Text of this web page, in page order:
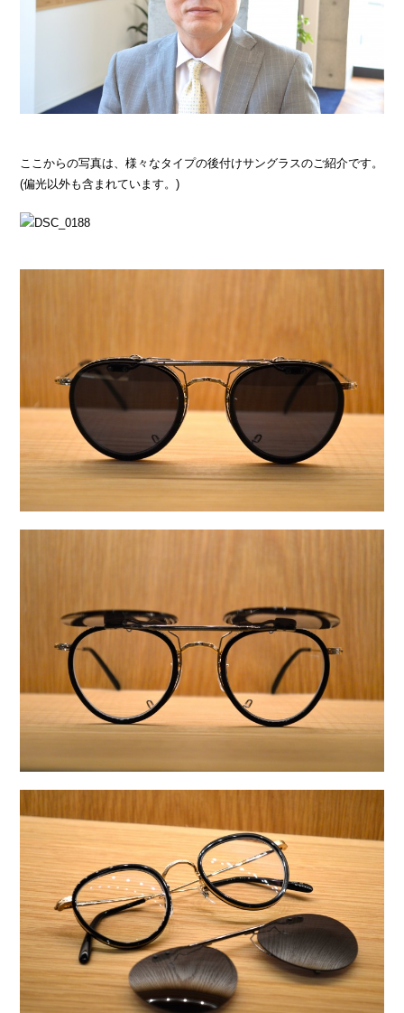
ここからの写真は、様々なタイプの後付けサングラスのご紹介です。
(偏光以外も含まれています。)